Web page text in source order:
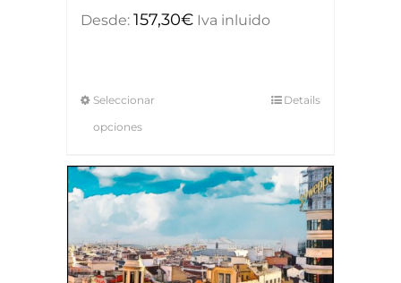
Desde: 157,30€ Iva inluido
Seleccionar
opciones
Details